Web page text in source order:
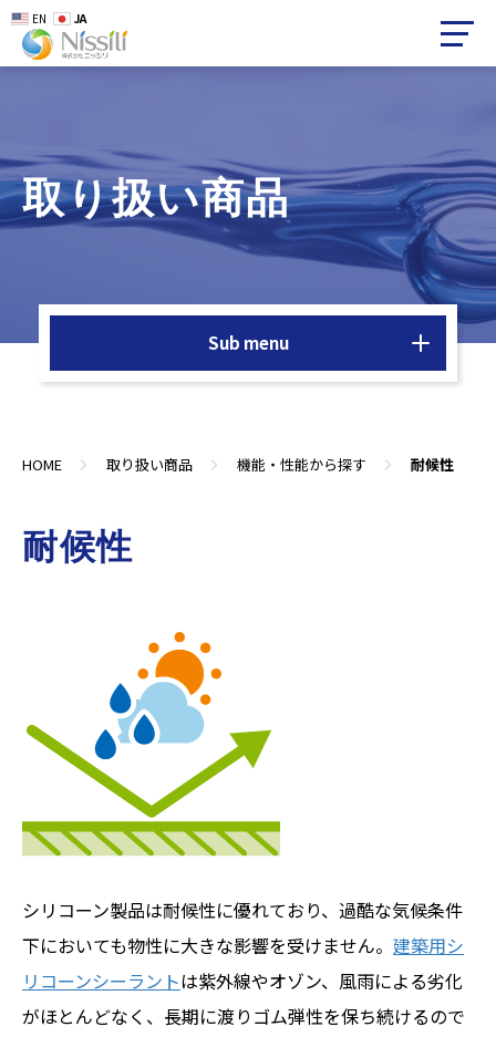
取り扱い商品
Sub menu
HOME 取り扱い商品 機能・性能から探す 耐候性
耐候性
シリコーン製品は耐候性に優れており、過酷な気候条件
下においても物性に大きな影響を受けません。 建築用シ
リコーンシーラントは紫外線やオゾン、風雨による劣化
がほとんどなく、長期に渡りゴム弾性を保ち続けるので
EN JA